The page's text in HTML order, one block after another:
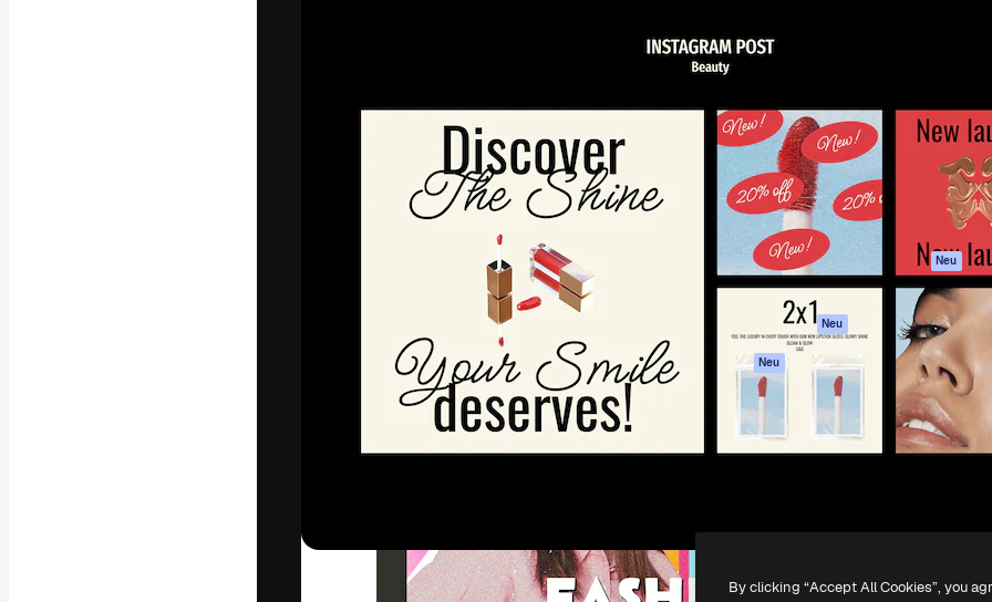
Die kreative Plattform, um deine beste
Arbeit zu verwirklichen. Mehr als 1 Million
Abonnenten unter Kreativen, Unternehmen,
Agenturen und Studios.
Deutsch
Spaces
KI-Assistent
KI-Bildgenerator
KI-Videogenerator
Stimmengenerator
Stock-Inhalte
Claude/ChatGPT
Neu
Agenten Neu
Mobile App
Alle Magnific-Tools
Academy
Dokumentation
Support
AGB
Originale Neu
Cookie-Richtlinie
Partner
Unternehmen
By clicking “Accept All Cookies”, you